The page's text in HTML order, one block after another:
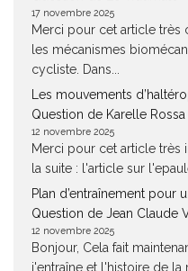
17 novembre 2025
Merci pour cet article très
les mécanismes
cycliste. Dans...
Les mouvements
Question de Karelle Rossa
12 novembre 2025
Merci pour cet article très
la suite : l'article sur
Plan d’entraînement pour
Question de Jean Claude
12 novembre 2025
Bonjour, Cela fait
j'entraîne et l'histoire de